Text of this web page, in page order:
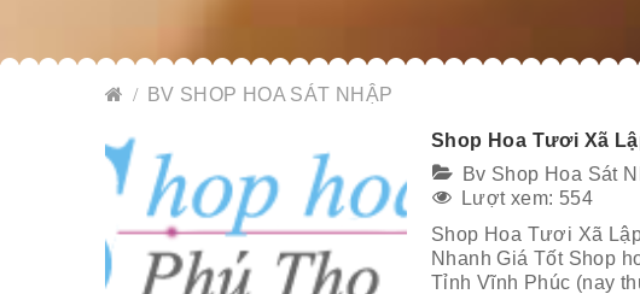
BV SHOP HOA SÁT NHẬP
Shop Hoa Tươi Xã
Bv Shop Hoa Sát
Lượt xem: 554
Shop Hoa Tươi Xã
Nhanh Giá Tốt Shop
Tỉnh Vĩnh Phúc (nay